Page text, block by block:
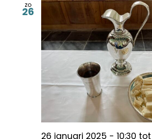
zo
26
26 januari 2025 - 10:30 tot